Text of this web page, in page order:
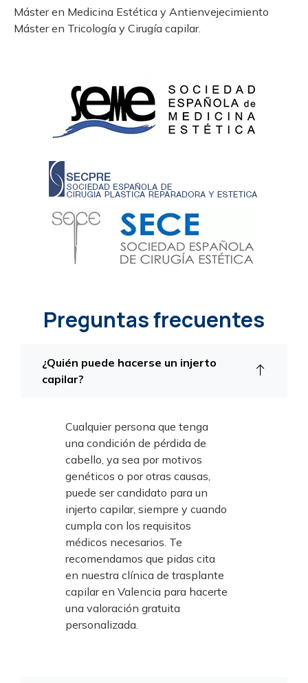
Máster en Medicina Estética y Antienvejecimiento
Máster en Tricología y Cirugía capilar.
Preguntas frecuentes
¿Quién puede hacerse un injerto
capilar?
Cualquier persona que tenga
una condición de pérdida de
cabello, ya sea por motivos
genéticos o por otras causas,
puede ser candidato para un
injerto capilar, siempre y cuando
cumpla con los requisitos
médicos necesarios. Te
recomendamos que pidas cita
en nuestra clínica de trasplante
capilar en Valencia para hacerte
una valoración gratuita
personalizada.